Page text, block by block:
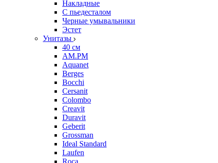
Накладные
С пьедесталом
Черные умывальники
Эстет
Унитазы
40 см
AM.PM
Aquanet
Berges
Bocchi
Cersanit
Colombo
Creavit
Duravit
Geberit
Grossman
Ideal Standard
Laufen
Roca